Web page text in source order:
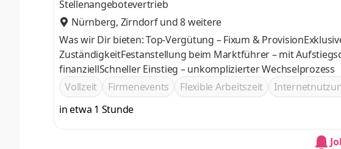
Stellenangebotevertrieb
Nürnberg, Zirndorfund 8 weitere
Was wir Dir bieten: Top-Vergütung – Fixum &
ZuständigkeitFestanstellung beim Marktführer – mit
finanziellSchneller Einstieg – unkomplizierter Wechselprozess
Vollzeit
Firmenevents Flexible Arbeitszeit
in etwa 1 Stunde